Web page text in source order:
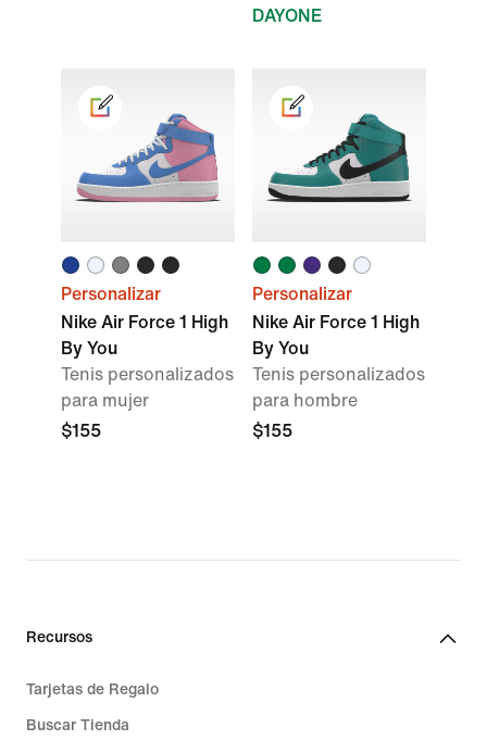
DAYONE
Personalizar
Nike Air Force 1 High
By You
Tenis personalizados
para mujer
$155
Personalizar
Nike Air Force 1 High
By You
Tenis personalizados
para hombre
$155
Recursos
Tarjetas de Regalo
Buscar Tienda